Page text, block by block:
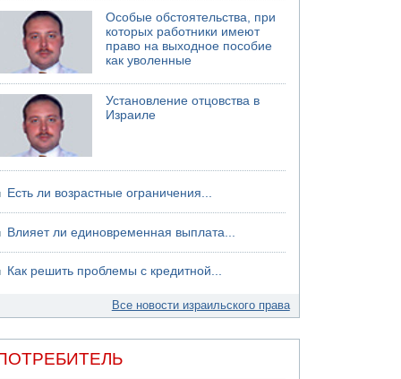
"Ликуда" отменил решение конференции
партии
Особые обстоятельства, при
которых работники имеют
право на выходное пособие
как уволенные
Установление отцовства в
Израиле
Есть ли возрастные ограничения...
Влияет ли единовременная выплата...
Как решить проблемы с кредитной...
Все новости израильского права